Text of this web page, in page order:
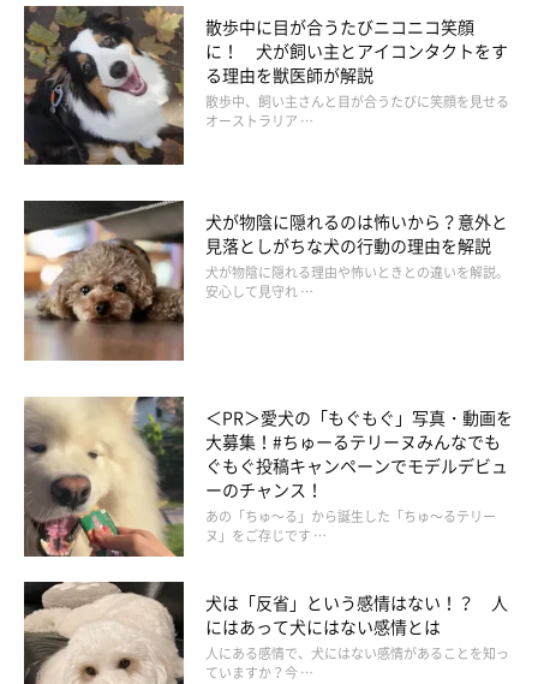
いぬのきもち投稿写真ギャラリー
フードは空気に触れると酸化しやすく、さらにこの時季は保存方
法が悪いとカビが発生することもあります。開封後は極力空気に
触れないよう保管を。ウエットフードは、開封後は冷蔵保管し、
ドライフードなら、1週間分のフードをファスナーつき食品保存
袋に取り分け、日々のゴハンはそこから出すようにするのがおす
すめです。袋の中の空気をしっかり抜いて保管しましょう。
散歩中に目が合うたびニコニコ笑顔
に！ 犬が飼い主とアイコンタクトをす
る理由を獣医師が解説
散歩中、飼い主さんと目が合うたびに笑顔を見せる
オーストラリア …
犬が物陰に隠れるのは怖いから？意外と
見落としがちな犬の行動の理由を解説
犬が物陰に隠れる理由や怖いときとの違いを解説。
安心して見守れ …
＜PR＞愛犬の「もぐもぐ」写真・動画を
大募集！#ちゅーるテリーヌみんなでも
ぐもぐ投稿キャンペーンでモデルデビュ
ーのチャンス！
あの「ちゅ～る」から誕生した「ちゅ～るテリー
ヌ」をご存じです …
犬は「反省」という感情はない！？ 人
にはあって犬にはない感情とは
人にある感情で、犬にはない感情があることを知っ
ていますか？今 …